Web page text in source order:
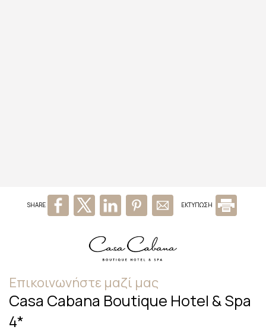
SHARE ΕΚΤΥΠΩΣΗ
Επικοινωνήστε μαζί μας
Casa Cabana Boutique Hotel & Spa
4*